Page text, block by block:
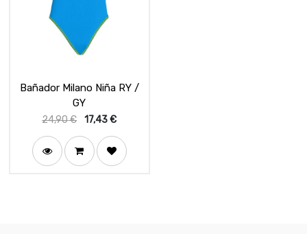
Bañador Milano Niña RY /
GY
24,90€ 17,43€